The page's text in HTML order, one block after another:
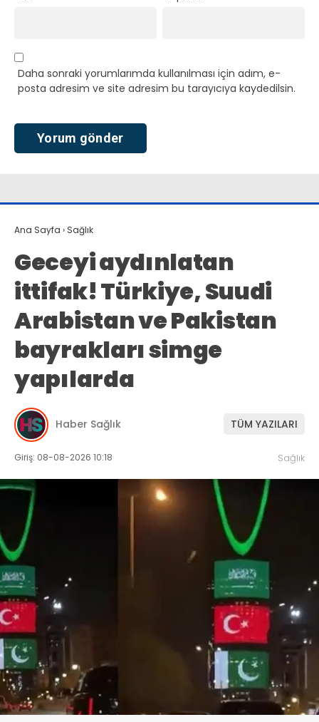
Daha sonraki yorumlarımda kullanılması için adım, e-
posta adresim ve site adresim bu tarayıcıya kaydedilsin.
Ana Sayfa › Sağlık
Geceyi aydınlatan
ittifak! Türkiye, Suudi
Arabistan ve Pakistan
bayrakları simge
yapılarda
Haber Sağlık TÜM YAZILARI
Giriş: 08-08-2026 10:18 Sağlık